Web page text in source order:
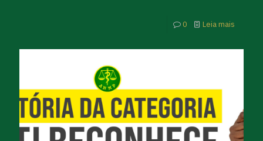
0 Leia mais